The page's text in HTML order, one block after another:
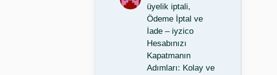
üyelik iptali,
Ödeme İptal ve
İade – iyzico
Hesabınızı
Kapatmanın
Adımları: Kolay ve